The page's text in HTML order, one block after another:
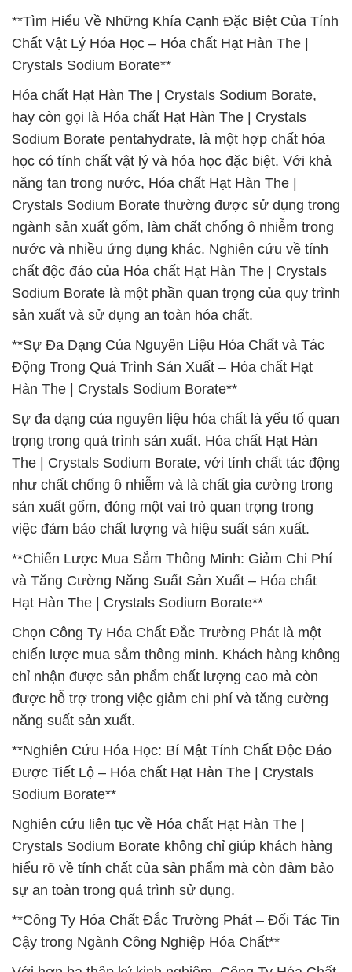
**Tìm Hiểu Về Những Khía Cạnh Đặc Biệt Của Tính
Chất Vật Lý Hóa Học – Hóa chất Hạt Hàn The |
Crystals Sodium Borate**
Hóa chất Hạt Hàn The | Crystals Sodium Borate,
hay còn gọi là Hóa chất Hạt Hàn The | Crystals
Sodium Borate pentahydrate, là một hợp chất hóa
học có tính chất vật lý và hóa học đặc biệt. Với khả
năng tan trong nước, Hóa chất Hạt Hàn The |
Crystals Sodium Borate thường được sử dụng trong
ngành sản xuất gốm, làm chất chống ô nhiễm trong
nước và nhiều ứng dụng khác. Nghiên cứu về tính
chất độc đáo của Hóa chất Hạt Hàn The | Crystals
Sodium Borate là một phần quan trọng của quy trình
sản xuất và sử dụng an toàn hóa chất.
**Sự Đa Dạng Của Nguyên Liệu Hóa Chất và Tác
Động Trong Quá Trình Sản Xuất – Hóa chất Hạt
Hàn The | Crystals Sodium Borate**
Sự đa dạng của nguyên liệu hóa chất là yếu tố quan
trọng trong quá trình sản xuất. Hóa chất Hạt Hàn
The | Crystals Sodium Borate, với tính chất tác động
như chất chống ô nhiễm và là chất gia cường trong
sản xuất gốm, đóng một vai trò quan trọng trong
việc đảm bảo chất lượng và hiệu suất sản xuất.
**Chiến Lược Mua Sắm Thông Minh: Giảm Chi Phí
và Tăng Cường Năng Suất Sản Xuất – Hóa chất
Hạt Hàn The | Crystals Sodium Borate**
Chọn Công Ty Hóa Chất Đắc Trường Phát là một
chiến lược mua sắm thông minh. Khách hàng không
chỉ nhận được sản phẩm chất lượng cao mà còn
được hỗ trợ trong việc giảm chi phí và tăng cường
năng suất sản xuất.
**Nghiên Cứu Hóa Học: Bí Mật Tính Chất Độc Đáo
Được Tiết Lộ – Hóa chất Hạt Hàn The | Crystals
Sodium Borate**
Nghiên cứu liên tục về Hóa chất Hạt Hàn The |
Crystals Sodium Borate không chỉ giúp khách hàng
hiểu rõ về tính chất của sản phẩm mà còn đảm bảo
sự an toàn trong quá trình sử dụng.
**Công Ty Hóa Chất Đắc Trường Phát – Đối Tác Tin
Cậy trong Ngành Công Nghiệp Hóa Chất**